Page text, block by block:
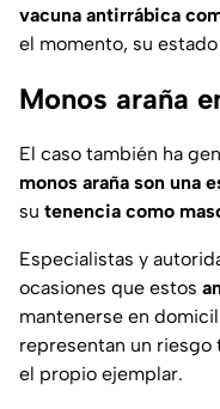
vacuna antirrábica
el momento, su
Monos araña
El caso también ha
monos araña son una
su tenencia como
Especialistas y
ocasiones que estos
mantenerse en
representan un riesgo
el propio ejemplar.